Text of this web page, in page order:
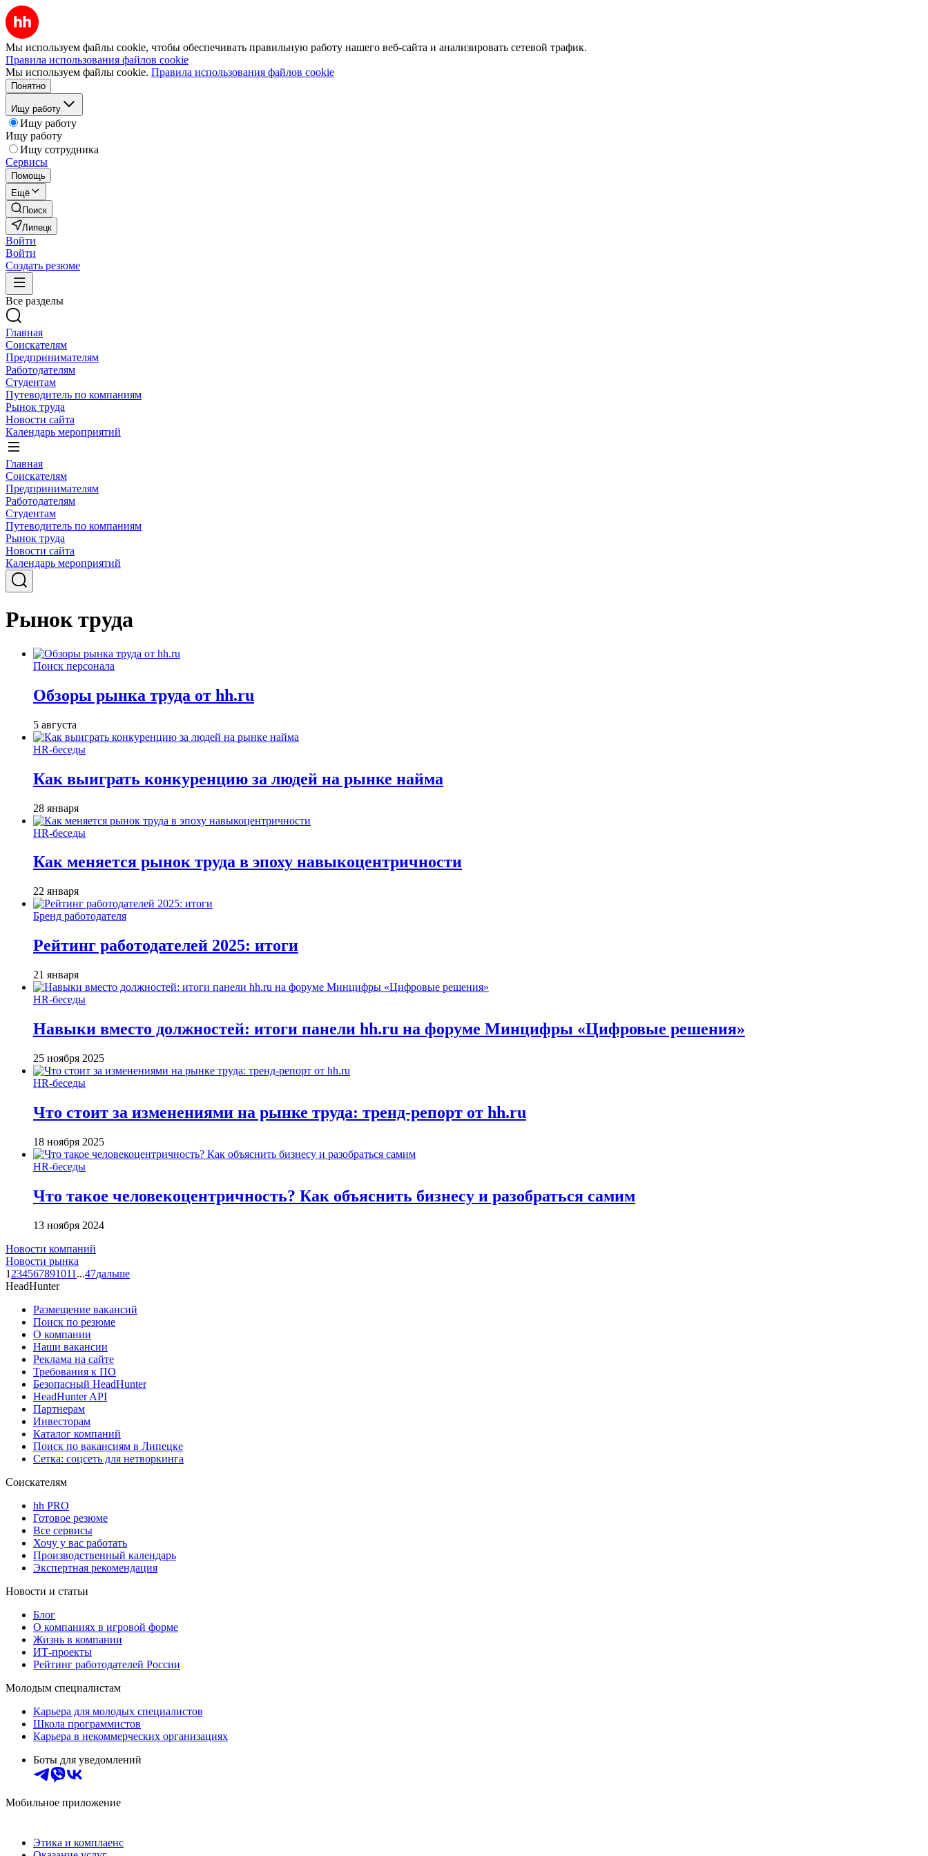
Мы используем файлы cookie, чтобы обеспечивать правильную работу нашего веб-сайта и анализировать сетевой трафик.
Правила использования файлов cookie
Мы используем файлы cookie. Правила использования файлов cookie
Понятно
Ищу работу
Ищу работу
Ищу работу
Ищу сотрудника
Сервисы
Помощь
Ещё
Поиск
Липецк
Войти
Войти
Создать резюме
Все разделы
Главная
Соискателям
Предпринимателям
Работодателям
Студентам
Путеводитель по компаниям
Рынок труда
Новости сайта
Календарь мероприятий
Главная
Соискателям
Предпринимателям
Работодателям
Студентам
Путеводитель по компаниям
Рынок труда
Новости сайта
Календарь мероприятий
Рынок труда
Поиск персонала
Обзоры рынка труда от hh.ru
5 августа
HR-беседы
Как выиграть конкуренцию за людей на рынке найма
28 января
HR-беседы
Как меняется рынок труда в эпоху навыкоцентричности
22 января
Бренд работодателя
Рейтинг работодателей 2025: итоги
21 января
HR-беседы
Навыки вместо должностей: итоги панели hh.ru на форуме Минцифры «Цифровые решения»
25 ноября 2025
HR-беседы
Что стоит за изменениями на рынке труда: тренд-репорт от hh.ru
18 ноября 2025
HR-беседы
Что такое человеко­центричность? Как объяснить бизнесу и разобраться самим
13 ноября 2024
Новости компаний
Новости рынка
1 234567891011 ...47дальше
HeadHunter
Размещение вакансий
Поиск по резюме
О компании
Наши вакансии
Реклама на сайте
Требования к ПО
Безопасный HeadHunter
HeadHunter API
Партнерам
Инвесторам
Каталог компаний
Поиск по вакансиям в Липецке
Сетка: соцсеть для нетворкинга
Соискателям
hh PRO
Готовое резюме
Все сервисы
Хочу у вас работать
Производственный календарь
Экспертная рекомендация
Новости и статьи
Блог
О компаниях в игровой форме
Жизнь в компании
ИТ-проекты
Рейтинг работодателей России
Молодым специалистам
Карьера для молодых специалистов
Школа программистов
Карьера в некоммерческих организациях
Боты для уведомлений
Мобильное приложение
Этика и комплаенс